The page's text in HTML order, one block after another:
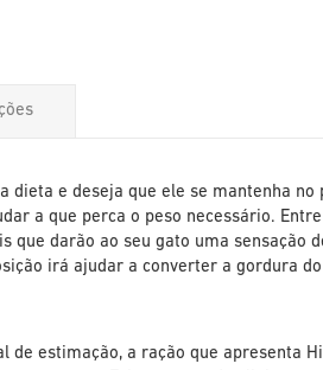
dieta e deseja que ele se mantenha
a que perca o peso necessário.
que darão ao seu gato uma sensação
irá ajudar a converter a gordura
estimação, a ração que apresenta